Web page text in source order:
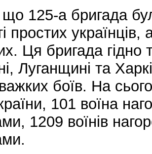
що 125-а бригада
простих
Ця бригада гідно
Луганщині та
боїв. На
101 воїна
1209 воїнів